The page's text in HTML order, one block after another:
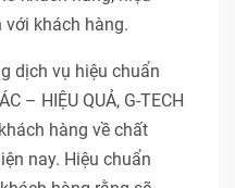
với khách hàng.
dịch vụ hiệu chuẩn
– HIỆU QUẢ, G-TECH
hàng về chất
nay. Hiệu chuẩn